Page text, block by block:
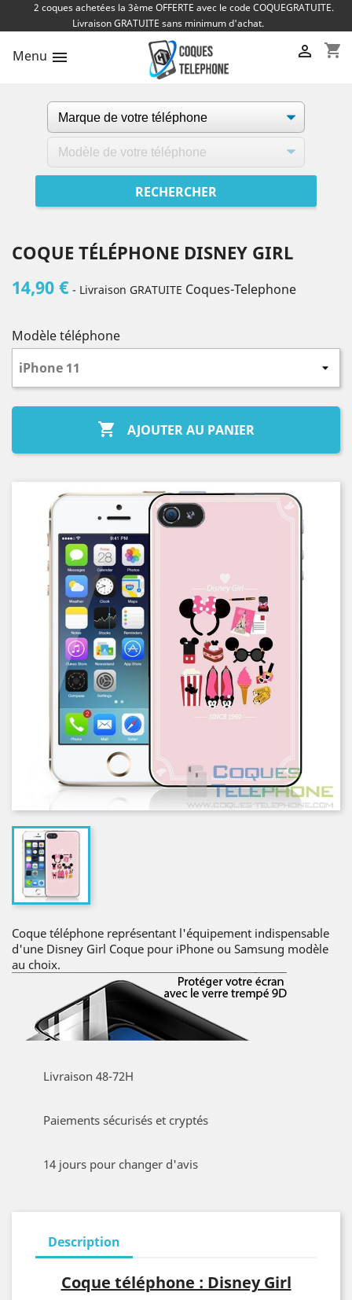
2 coques achetées la 3ème OFFERTE avec le code COQUEGRATUITE.
Livraison GRATUITE sans minimum d'achat.
Menu  shopping_cart

COQUE TÉLÉPHONE DISNEY GIRL
14,90 € - Livraison GRATUITE Coques-Telephone
Modèle téléphone
 AJOUTER AU PANIER
Coque téléphone représentant l'équipement indispensable
d'une Disney Girl Coque pour iPhone ou Samsung modèle
au choix.
Livraison 48-72H
Paiements sécurisés et cryptés
14 jours pour changer d'avis
Description
Coque téléphone : Disney Girl